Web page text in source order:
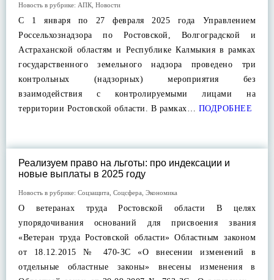
Новость в рубрике: АПК Новости
С 1 января по 27 февраля 2025 года Управлением
Россельхознадзора по Ростовской, Волгоградской и
Астраханской областям и Республике Калмыкия в рамках
государственного земельного надзора проведено три
контрольных (надзорных) мероприятия без
взаимодействия с контролируемыми лицами на
территории Ростовской области. В рамках… ПОДРОБНЕЕ
Реализуем право на льготы: про индексации и
новые выплаты в 2025 году
Новость в рубрике: Соцзащита Соцсфера Экономика
О ветеранах труда Ростовской области В целях
упорядочивания оснований для присвоения звания
«Ветеран труда Ростовской области» Областным законом
от 18.12.2015 № 470-ЗС «О внесении изменений в
отдельные областные законы» внесены изменения в